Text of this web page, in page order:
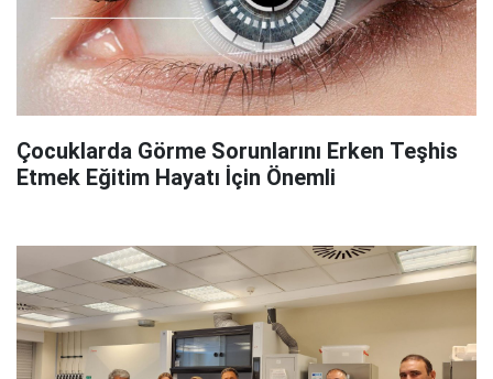
Çocuklarda Görme Sorunlarını Erken Teşhis
Etmek Eğitim Hayatı İçin Önemli